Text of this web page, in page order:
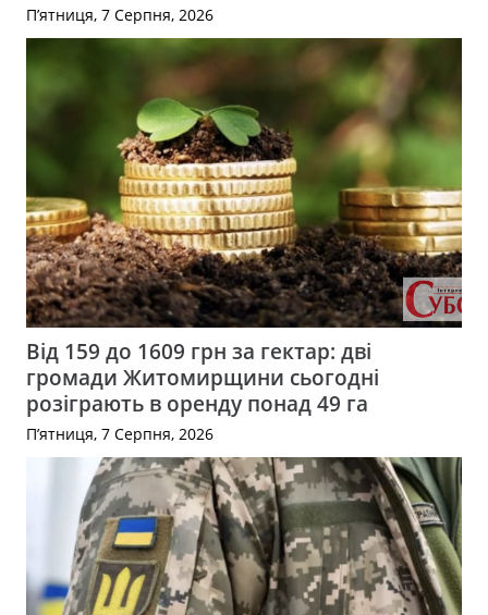
П’ятниця, 7 Серпня, 2026
Від 159 до 1609 грн за гектар: дві
громади Житомирщини сьогодні
розіграють в оренду понад 49 га
П’ятниця, 7 Серпня, 2026